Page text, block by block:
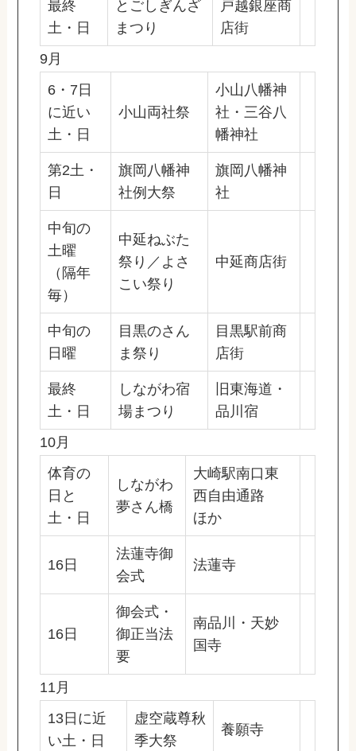
最終
土・日
とごしぎんざ
まつり
戸越銀座商
店街
9月
6・7日
に近い
土・日
小山両社祭
小山八幡神
社・三谷八
幡神社
第2土・
日
旗岡八幡神
社例大祭
旗岡八幡神
社
中旬の
土曜
（隔年
毎）
中延ねぶた
祭り／よさ
こい祭り
中延商店街
中旬の
日曜
目黒のさん
ま祭り
目黒駅前商
店街
最終
土・日
しながわ宿
場まつり
旧東海道・
品川宿
10月
体育の
日と
土・日
しながわ
夢さん橋
大崎駅南口東
西自由通路
ほか
16日
法蓮寺御
会式
法蓮寺
16日
御会式・
御正当法
要
南品川・天妙
国寺
11月
13日に近
い土・日
虚空蔵尊秋
季大祭
養願寺